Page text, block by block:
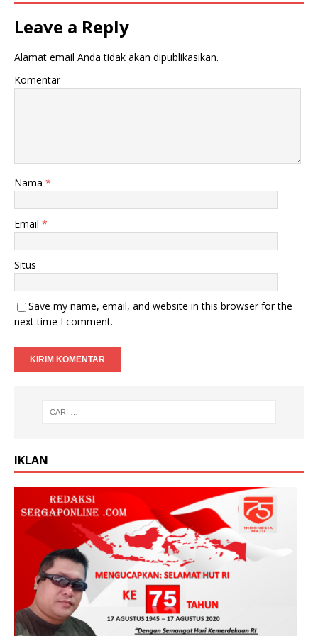
Leave a Reply
Alamat email Anda tidak akan dipublikasikan.
Komentar
Nama *
Email *
Situs
Save my name, email, and website in this browser for the
next time I comment.
IKLAN